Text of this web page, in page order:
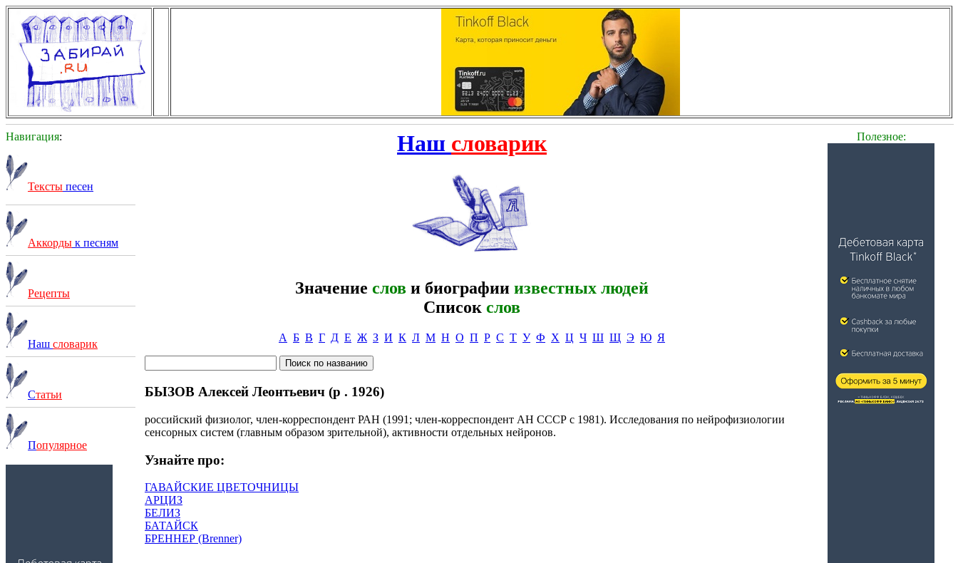
Навигация:
Тексты песен
Аккорды к песням
Рецепты
Наш словарик
Статьи
Популярное
Наш словарик
Значение слов и биографии известных людей
Список слов
А Б В Г Д Е Ж З И К Л М Н О П Р С Т У Ф Х Ц Ч Ш Щ Э Ю Я
БЫЗОВ Алексей Леонтьевич (р . 1926)
российский физиолог, член-корреспондент РАН (1991; член-корреспондент АН СССР с 1981). Исследования по нейрофизиологии
сенсорных систем (главным образом зрительной), активности отдельных нейронов.
Узнайте про:
ГАВАЙСКИЕ ЦВЕТОЧНИЦЫ
АРЦИЗ
БЕЛИЗ
БАТАЙСК
БРЕННЕР (Brenner)
Полезное: